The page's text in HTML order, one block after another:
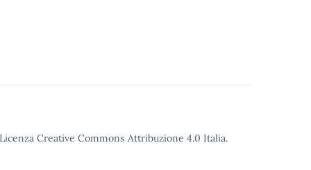
Creative Commons Attribuzione 4.0 Italia.